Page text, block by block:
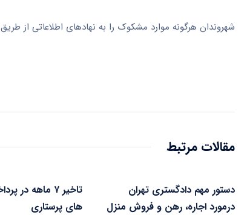
شهروندان هرگونه موارد مشکوک را به نهادهای اطلاعاتی از طریق شماره‌های ۱۱۰.۱۱۳ و
مقالات مرتبط
دستور مهم دادگستری تهران
درمورد اجاره، رهن و فروش منزل
تاخیر ۷ ماهه در
های پرستاری